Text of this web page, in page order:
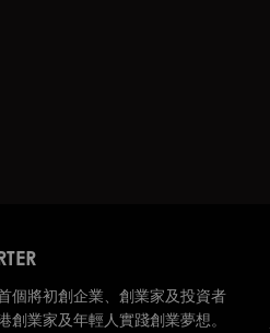
個將初創企業、創業家及投資者
業家及年輕人實踐創業夢想。